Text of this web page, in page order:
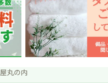
丸の内